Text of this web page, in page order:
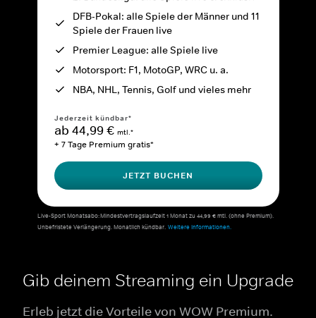
DFB-Pokal: alle Spiele der Männer und 11
Spiele der Frauen live
Premier League: alle Spiele live
Motorsport: F1, MotoGP, WRC u. a.
NBA, NHL, Tennis, Golf und vieles mehr
Jederzeit kündbar*
ab 44,99 € mtl.*
+ 7 Tage Premium gratis*
JETZT BUCHEN
Live-Sport Monatsabo: Mindestvertragslaufzeit 1 Monat zu 44,99 € mtl. (ohne Premium).
Unbefristete Verlängerung. Monatlich kündbar. Weitere Informationen.
Gib deinem Streaming ein Upgrade
Erleb jetzt die Vorteile von WOW Premium.